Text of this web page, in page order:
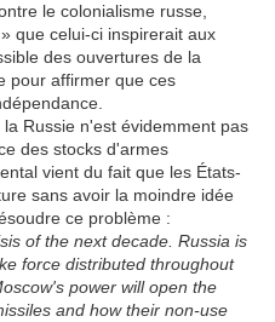
le colonialisme russe,
que celui-ci inspirerait aux
des ouvertures de la
pour affirmer que ces
Russie n'est évidemment pas
des stocks d'armes
vient du fait que les États-
sans avoir la moindre idée
ce problème :
of the next decade. Russia is
force distributed throughout
power will open the
and how their non-use